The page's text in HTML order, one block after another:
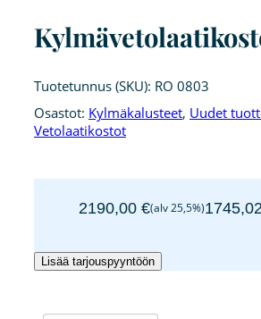
2190,00 €(alv 25,5%)1745,02
määrä
Lisää tarjouspyyntöön
Tuotetunnus (SKU): RO 0803
Osastot: Kylmäkalusteet, Uudet
Vetolaatikostot